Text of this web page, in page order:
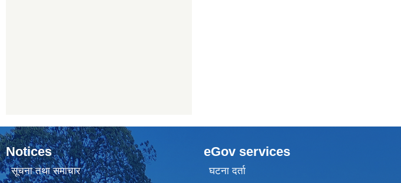
Notices
सूचना तथा समाचार
eGov services
घटना दर्ता